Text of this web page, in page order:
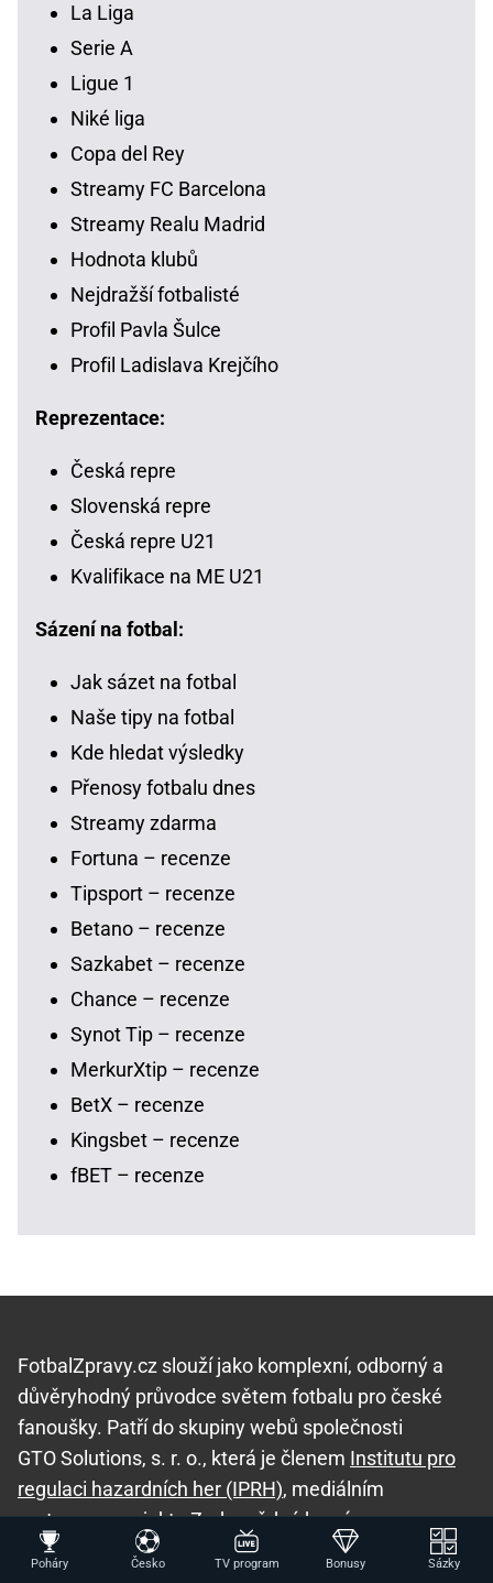
La Liga
Serie A
Ligue 1
Niké liga
Copa del Rey
Streamy FC Barcelona
Streamy Realu Madrid
Hodnota klubů
Nejdražší fotbalisté
Profil Pavla Šulce
Profil Ladislava Krejčího
Reprezentace:
Česká repre
Slovenská repre
Česká repre U21
Kvalifikace na ME U21
Sázení na fotbal:
Jak sázet na fotbal
Naše tipy na fotbal
Kde hledat výsledky
Přenosy fotbalu dnes
Streamy zdarma
Fortuna – recenze
Tipsport – recenze
Betano – recenze
Sazkabet – recenze
Chance – recenze
Synot Tip – recenze
MerkurXtip – recenze
BetX – recenze
Kingsbet – recenze
fBET – recenze
FotbalZpravy.cz slouží jako komplexní, odborný a
důvěryhodný průvodce světem fotbalu pro české
fanoušky. Patří do skupiny webů společnosti
GTO Solutions, s. r. o., která je členem Institutu pro
regulaci hazardních her (IPRH), mediálním
partnerem projektuZodpovědné hranía
spolupracuje sAsociací hráčů pokeru a kurzových
Poháry Česko TV program Bonusy Sázky